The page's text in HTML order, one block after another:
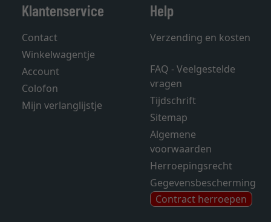
Klantenservice
Contact
Winkelwagentje
Account
Colofon
Mijn verlanglijstje
Help
Verzending en kosten
FAQ - Veelgestelde
vragen
Tijdschrift
Sitemap
Algemene
voorwaarden
Herroepingsrecht
Gegevensbescherming
Contract herroepen